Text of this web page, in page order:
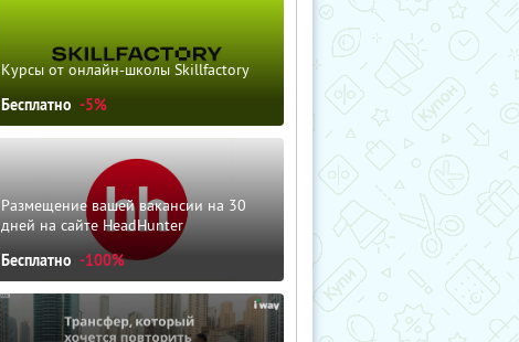
Курсы от онлайн-школы Skillfactory
Бесплатно -5%
Размещение вашей вакансии на 30
дней на сайте HeadHunter
Бесплатно -100%